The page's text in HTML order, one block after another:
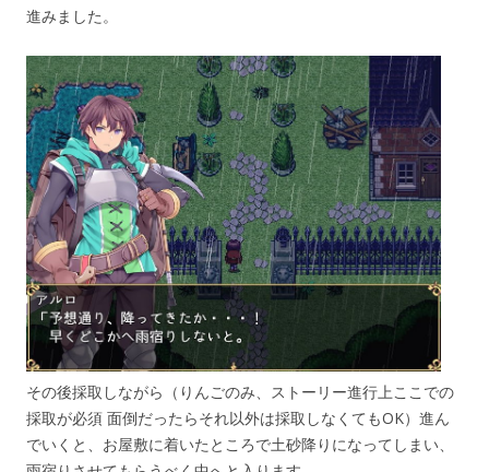
進みました。
その後採取しながら（りんごのみ、ストーリー進行上ここでの
採取が必須 面倒だったらそれ以外は採取しなくてもOK）進ん
でいくと、お屋敷に着いたところで土砂降りになってしまい、